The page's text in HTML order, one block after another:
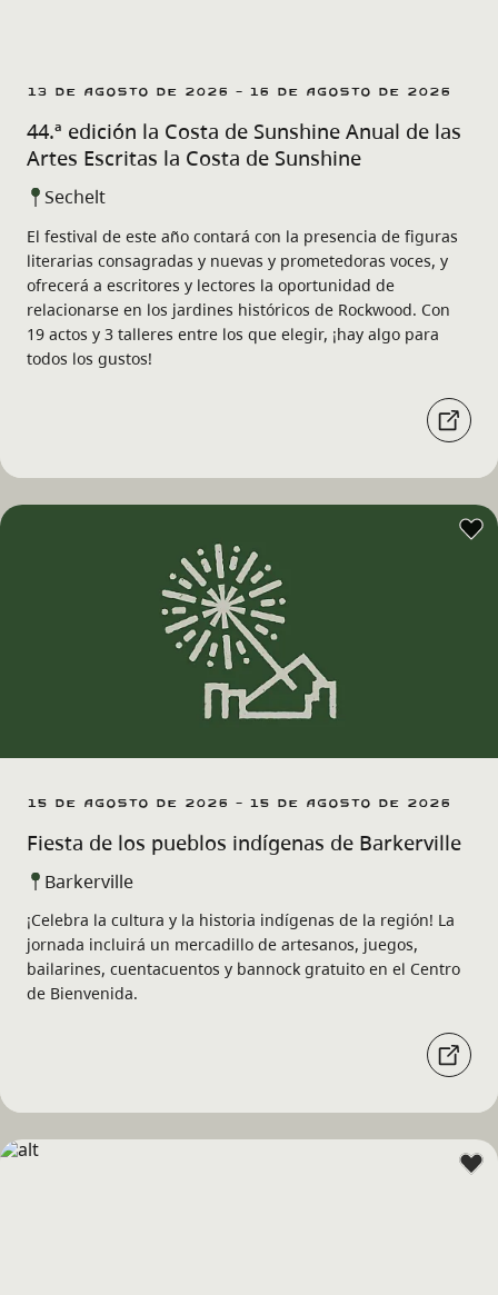
13 de agosto de 2026 - 16 de agosto de 2026
44.ª edición la Costa de Sunshine Anual de las
Artes Escritas la Costa de Sunshine
Sechelt
El festival de este año contará con la presencia de figuras
literarias consagradas y nuevas y prometedoras voces, y
ofrecerá a escritores y lectores la oportunidad de
relacionarse en los jardines históricos de Rockwood. Con
19 actos y 3 talleres entre los que elegir, ¡hay algo para
todos los gustos!
15 de agosto de 2026 - 15 de agosto de 2026
Fiesta de los pueblos indígenas de Barkerville
Barkerville
¡Celebra la cultura y la historia indígenas de la región! La
jornada incluirá un mercadillo de artesanos, juegos,
bailarines, cuentacuentos y bannock gratuito en el Centro
de Bienvenida.